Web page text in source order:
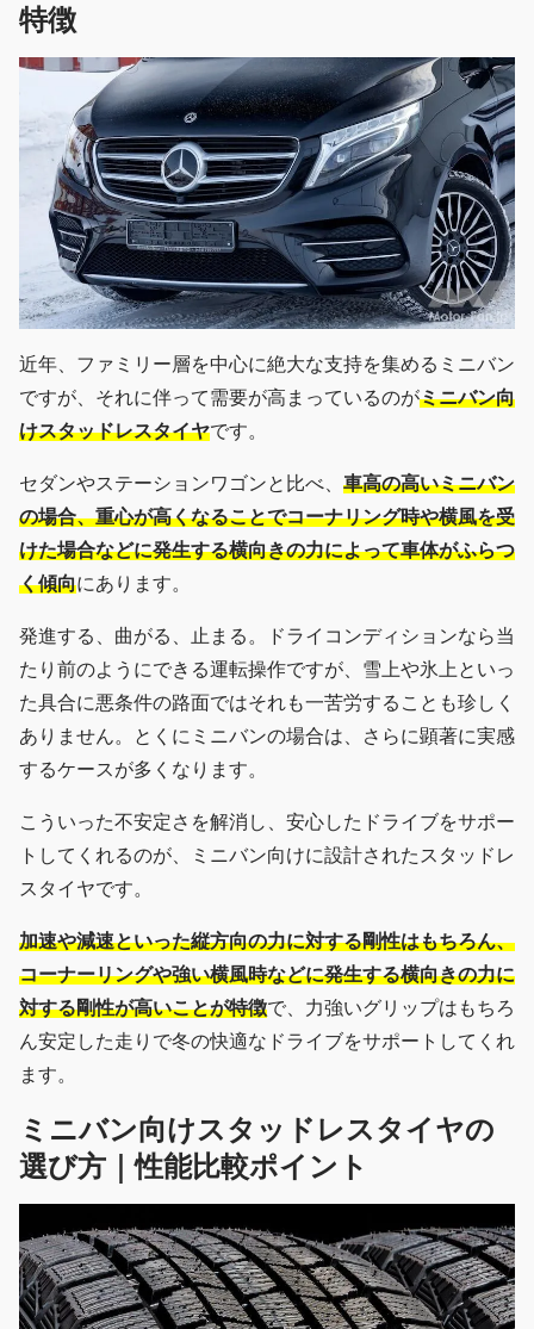
特徴
近年、ファミリー層を中心に絶大な支持を集めるミニバン
ですが、それに伴って需要が高まっているのがミニバン向
けスタッドレスタイヤです。
セダンやステーションワゴンと比べ、 車高の高いミニバン
の場合、重心が高くなることでコーナリング時や横風を受
けた場合などに発生する横向きの力によって車体がふらつ
く傾向にあります。
発進する、曲がる、止まる。ドライコンディションなら当
たり前のようにできる運転操作ですが、雪上や氷上といっ
た具合に悪条件の路面ではそれも一苦労することも珍しく
ありません。とくにミニバンの場合は、さらに顕著に実感
するケースが多くなります。
こういった不安定さを解消し、安心したドライブをサポー
トしてくれるのが、ミニバン向けに設計されたスタッドレ
スタイヤです。
加速や減速といった縦方向の力に対する剛性はもちろん、
コーナーリングや強い横風時などに発生する横向きの力に
対する剛性が高いことが特徴で、力強いグリップはもちろ
ん安定した走りで冬の快適なドライブをサポートしてくれ
ます。
ミニバン向けスタッドレスタイヤの
選び方｜性能比較ポイント